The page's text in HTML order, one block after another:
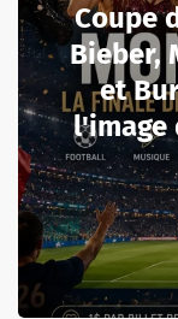
Coupe
Bieber,
et
l'image